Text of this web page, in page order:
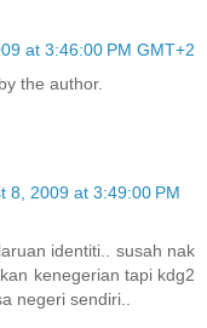
at 3:46:00 PM GMT+2
the author.
8, 2009 at 3:49:00 PM
identiti.. susah nak
kenegerian tapi kdg2
negeri sendiri..